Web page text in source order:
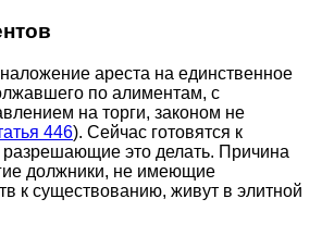
ареста на единственное
по алиментам, с
на торги, законом не
446). Сейчас готовятся к
это делать. Причина
должники, не имеющие
к существованию, живут в элитной